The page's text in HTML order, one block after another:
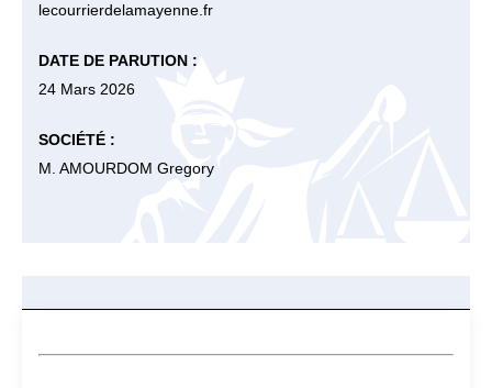
lecourrierdelamayenne.fr
DATE DE PARUTION :
24 Mars 2026
SOCIÉTÉ :
M. AMOURDOM Gregory